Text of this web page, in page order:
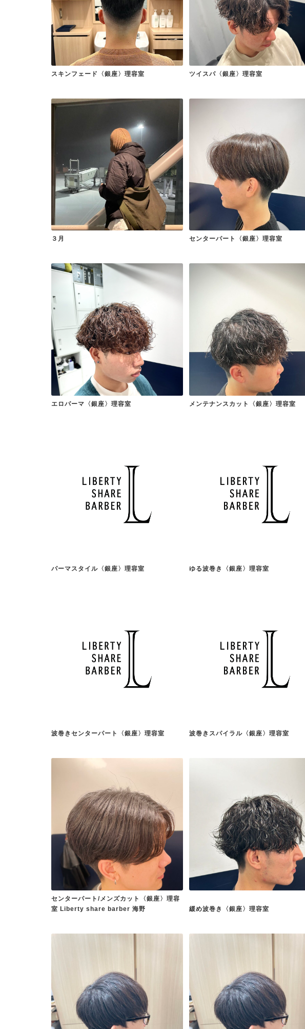
スキンフェード〈銀座〉理容室 ツイスパ〈銀座〉理容室
３月 センターパート〈銀座〉理容室
エロパーマ〈銀座〉理容室 メンテナンスカット〈銀座〉理容室
パーマスタイル〈銀座〉理容室 ゆる波巻き〈銀座〉理容室
波巻きセンターパート〈銀座〉理容室 波巻きスパイラル〈銀座〉理容室
センターパート/メンズカット〈銀座〉理容
室 Liberty share barber 海野
緩め波巻き〈銀座〉理容室